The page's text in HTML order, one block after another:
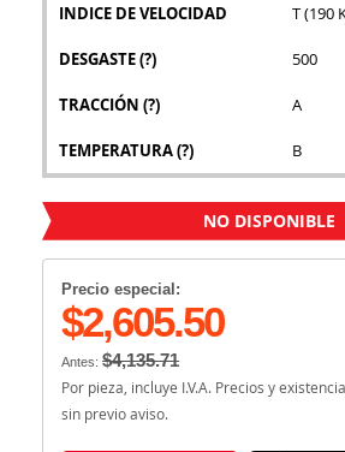
INDICE DE VELOCIDAD T (190
DESGASTE(?) 500
TRACCIÓN (?) A
TEMPERATURA(?) B
NO DISPONIBLE
Precio especial:
$2,605.50
Antes: $4,135.71
Por pieza, incluye I.V.A. Precios y
sin previo aviso.